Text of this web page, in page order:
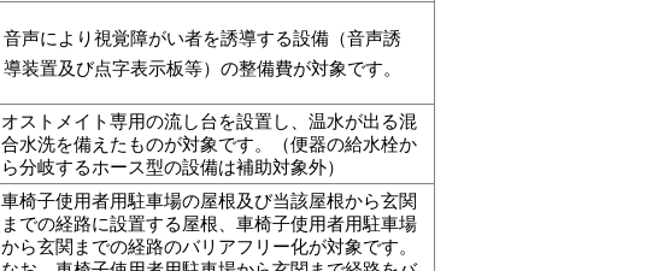
音声により視覚障がい者を誘導する設備（音声誘
導装置及び点字表示板等）の整備費が対象です。
オストメイト専用の流し台を設置し、温水が出る混
合水洗を備えたものが対象です。（便器の給水栓か
ら分岐するホース型の設備は補助対象外）
車椅子使用者用駐車場の屋根及び当該屋根から玄関
までの経路に設置する屋根、車椅子使用者用駐車場
から玄関までの経路のバリアフリー化が対象です。